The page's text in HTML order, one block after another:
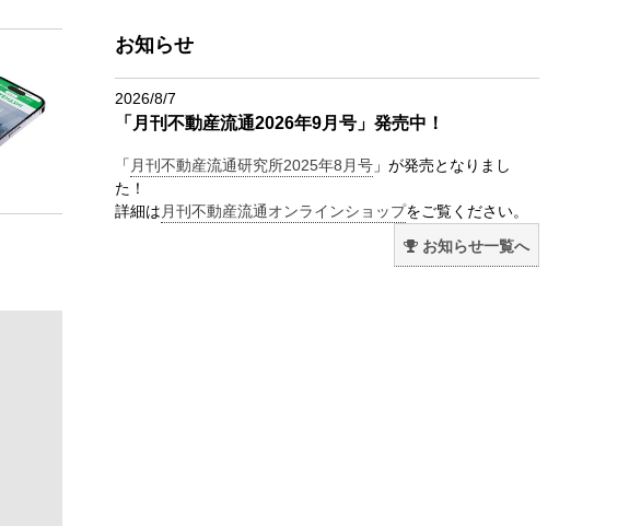
お知らせ
2026/8/7
「月刊不動産流通2026年9月号」発売中！
「 月刊不動産流通研究所2025年8月号 」が発売となりまし
た！
詳細は 月刊不動産流通オンラインショップをご覧ください。
お知らせ一覧へ